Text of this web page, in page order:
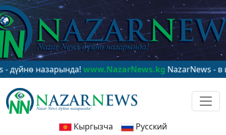
назарында!www.NazarNews.kgNazarNews - в
Кыргызча Русский